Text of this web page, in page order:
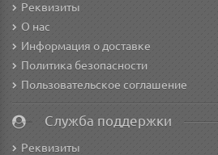
Реквизиты
О нас
Информация о доставке
Политика безопасности
Пользовательское соглашение
Служба поддержки
Реквизиты